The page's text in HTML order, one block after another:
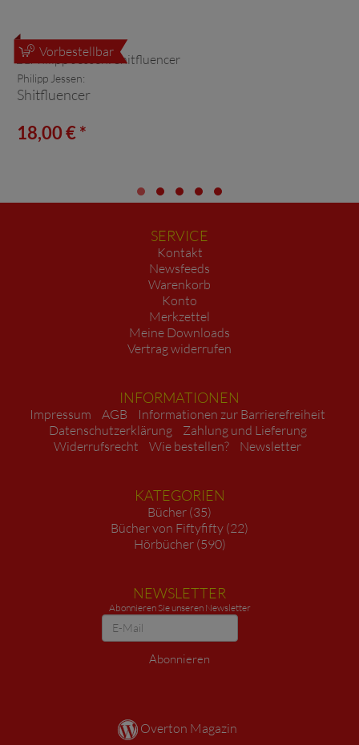
Vorbestellbar
Philipp Jessen:
Shitfluencer
18,00 € *
SERVICE
Kontakt
Newsfeeds
Warenkorb
Konto
Merkzettel
Meine Downloads
Vertrag widerrufen
INFORMATIONEN
Impressum AGB
Informationen zur Barrierefreiheit
Datenschutzerklärung
Zahlung und Lieferung
Widerrufsrecht
Wie bestellen? Newsletter
KATEGORIEN
Bücher (35)
Bücher von Fiftyfifty (22)
Hörbücher (590)
NEWSLETTER
Abonnieren Sie unseren Newsletter
Newsletter
Abonnieren
Overton Magazin